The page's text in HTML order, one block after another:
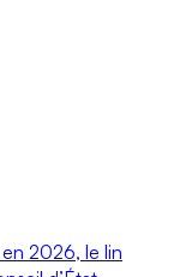
2026, le lin